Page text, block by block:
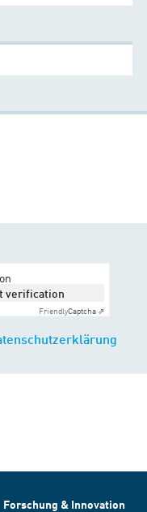
verification
FriendlyCaptcha ⇗
Forschung & Innovation